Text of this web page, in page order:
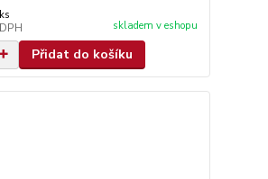
skladem v eshopu
Přidat do košíku